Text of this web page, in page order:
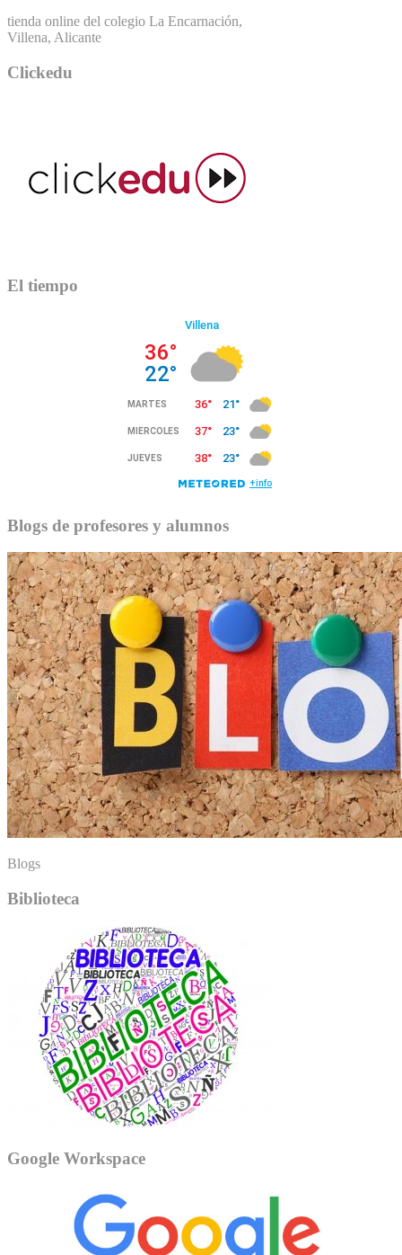
tienda online del colegio La Encarnación,
Villena, Alicante
Clickedu
El tiempo
Blogs de profesores y alumnos
Blogs
Biblioteca
Google Workspace